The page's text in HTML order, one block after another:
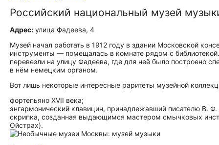
Российский национальный музей
Адрес: улица Фадеева, 4
Музей начал работать в 1912 году в здании Московской
инструменты — помещалась в комнате рядом с
перевезли на улицу Фадеева, где для неё было построено
в нём немецким органом.
Вот лишь некоторые интересные раритеты музейной
фортепьяно ХVII века;
энгармонический клавицин, принадлежавший писателю В.
скрипка, созданная выдающимся мастером смычковых
Ойстрах).